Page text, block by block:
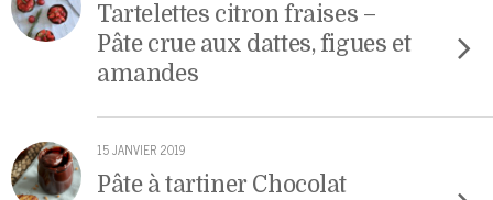
Tartelettes citron fraises –
Pâte crue aux dattes, figues et
amandes
15 JANVIER 2019
Pâte à tartiner Chocolat